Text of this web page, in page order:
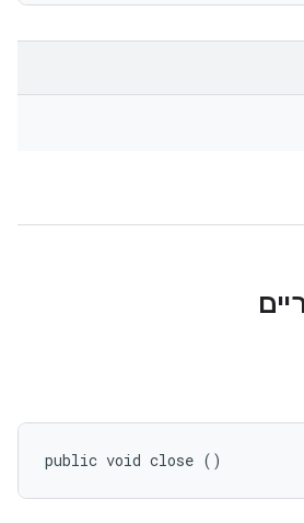
public void close ()